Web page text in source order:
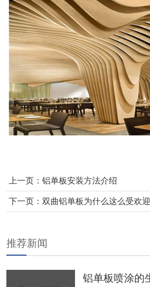
上一页： 铝单板安装方法介绍
下一页： 双曲铝单板为什么这么受欢迎
推荐新闻